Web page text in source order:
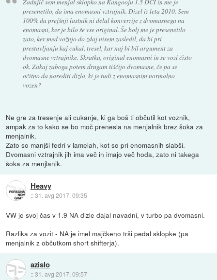
presenetilo, da ima enomasni vztrajnik. Dizel iz leta 2010. Sem
100% da prejšnji lastnik ni delal konverzije z dvomasnega na
enomasni, ker je bilo še vse original. Še bolj me je presenetilo
zato, ker med vožnjo do zdaj nisem zasledil, da bi pri
prestavljanju kaj cukal, tresel, kar naj bi bil argument za
dvomasne vztrajnike. Skratka, original enomasni in se vozi čisto
ok. Zakaj zaboga potem drugam tiščijo dvomasne, če pa se
očitno da narediti dizla, ki je tudi z enomasnim normalno
vozen?
Ne gre za tresenje ali cukanje, ki ga boš ti občutil kot voznik,
ampak za to kako se bo moč prenesla na menjalnik brez šoka za
menjalnik.
Zato so manjši fedri v lamelah, kot so pri enomasnih slabši.
Dvomasni vztrajnik jih ima več in imajo več hoda, zato ni takega
šoka za menjlanik.
Heavy
::31. avg 2017, 09:35
VW je svoj čas v 1.9 NA dizle dajal navadni, v turbo pa dvomasni.
Razlika za vozit - NA je imel majčkeno trši pedal sklopke (pa
menjalnik z občutkom short shifterja).
azislo
::31. avg 2017, 09:57